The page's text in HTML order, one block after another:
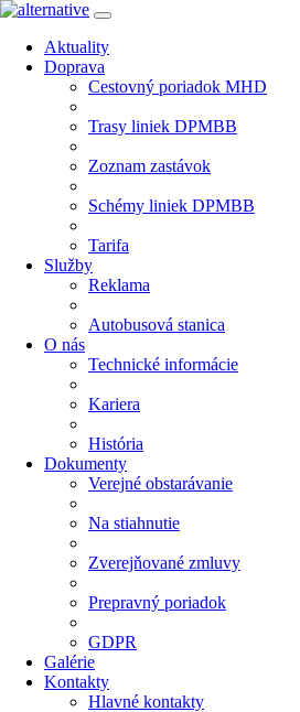
Aktuality
Doprava
Cestovný poriadok MHD
Trasy liniek DPMBB
Zoznam zastávok
Schémy liniek DPMBB
Tarifa
Služby
Reklama
Autobusová stanica
O nás
Technické informácie
Kariera
História
Dokumenty
Verejné obstarávanie
Na stiahnutie
Zverejňované zmluvy
Prepravný poriadok
GDPR
Galérie
Kontakty
Hlavné kontakty